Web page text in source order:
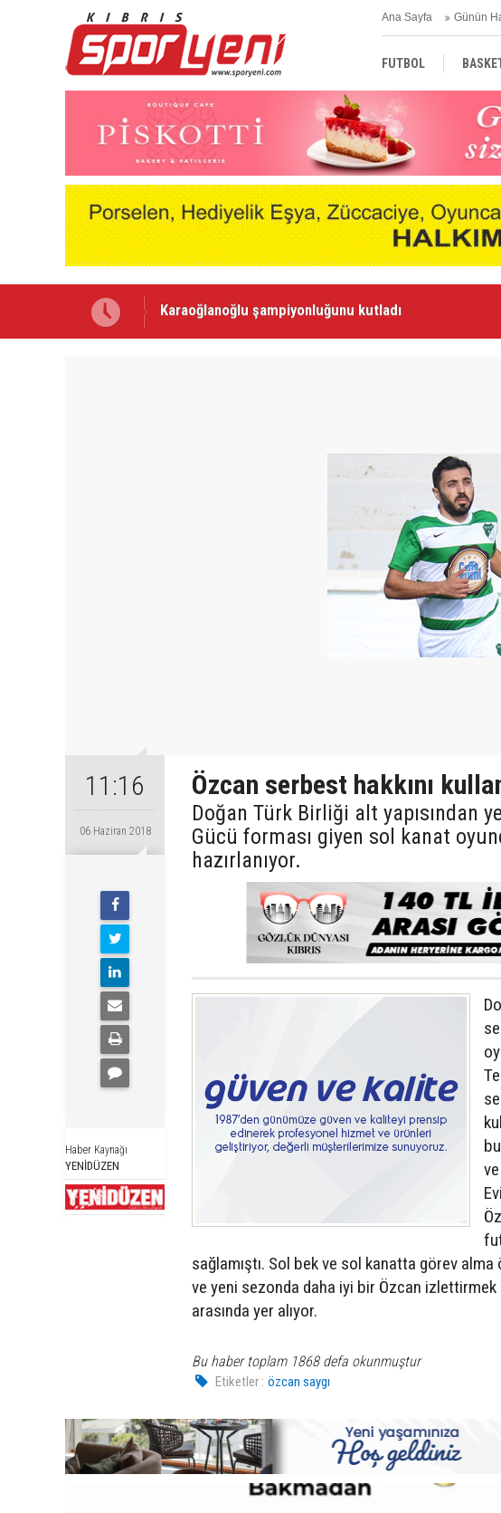
Ana Sayfa Günün
FUTBOL
TÜRKİYE
Voleybolda transfer dönemi sürüyor
11:16
06 Haziran 2018
Haber Kaynağı
YENİDÜZEN
Özcan serbest hakkını
Doğan Türk Birliği alt yapısından
Gücü forması giyen sol kanat
hazırlanıyor.
sağlamıştı. Sol bek ve sol kanatta görev
ve yeni sezonda daha iyi bir Özcan izlettirmek
arasında yer alıyor.
Bu haber toplam 1868 defa okunmuştur
Etiketler : özcan saygı